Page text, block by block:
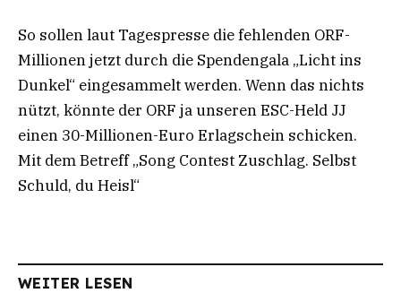
So sollen laut Tagespresse die fehlenden ORF-
Millionen jetzt durch die Spendengala „Licht ins
Dunkel“ eingesammelt werden. Wenn das nichts
nützt, könnte der ORF ja unseren ESC-Held JJ
einen 30-Millionen-Euro Erlagschein schicken.
Mit dem Betreff „Song Contest Zuschlag. Selbst
Schuld, du Heisl“
WEITER LESEN